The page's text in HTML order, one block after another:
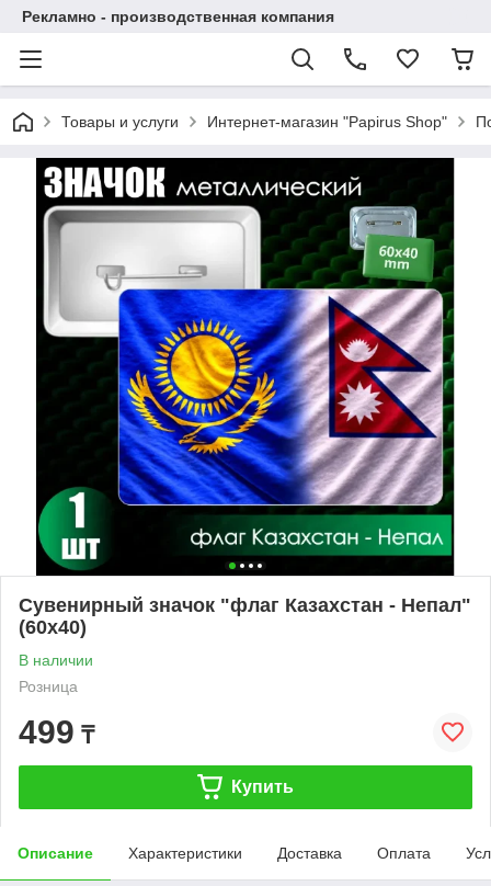
Рекламно - производственная компания
Товары и услуги Интернет-магазин "Papirus Shop"
Сувенирный значок "флаг Казахстан - Непал"
(60х40)
В наличии
Розница
499 ₸
Купить
Описание Характеристики Доставка Оплата